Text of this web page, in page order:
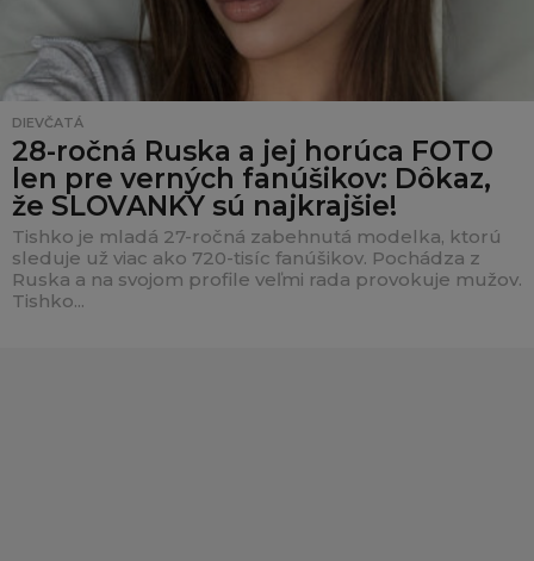
DIEVČATÁ
28-ročná Ruska a jej horúca FOTO
len pre verných fanúšikov: Dôkaz,
že SLOVANKY sú najkrajšie!
Tishko je mladá 27-ročná zabehnutá modelka, ktorú
sleduje už viac ako 720-tisíc fanúšikov. Pochádza z
Ruska a na svojom profile veľmi rada provokuje mužov.
Tishko...